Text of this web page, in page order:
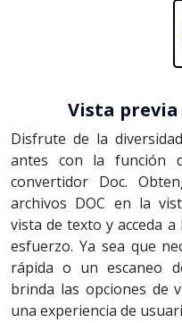
Vista previa
Disfrute de la
antes con la función
convertidor Doc.
archivos DOC en la
vista de texto y acceda
esfuerzo. Ya sea que
rápida o un escaneo
brinda las opciones de
una experiencia de